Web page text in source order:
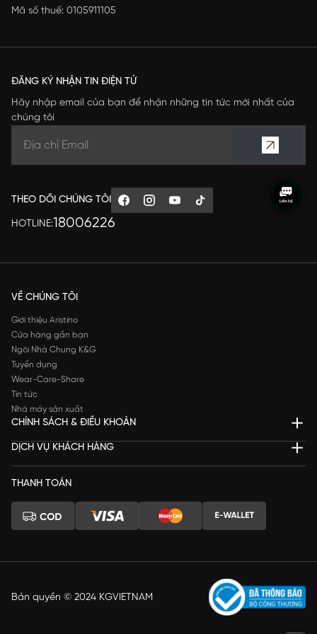
Mã số thuế: 0105911105
ĐĂNG KÝ NHẬN TIN ĐIỆN TỬ
Hãy nhập email của bạn để nhận những tin tức mới nhất của
chúng tôi
THEO DÕI CHÚNG TÔI
HOTLINE:18006226
VỀ CHÚNG TÔI
Giới thiệu Aristino
Cửa hàng gần bạn
Ngôi Nhà Chung K&G
Tuyển dụng
Wear-Care-Share
Tin tức
Nhà máy sản xuất
CHÍNH SÁCH & ĐIỀU KHOẢN
DỊCH VỤ KHÁCH HÀNG
THANH TOÁN
Bản quyền © 2024 KGVIETNAM